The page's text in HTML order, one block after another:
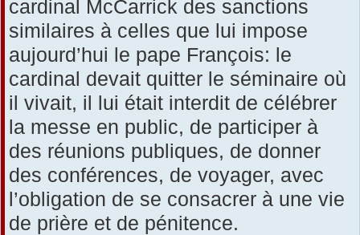
cardinal McCarrick des sanctions
similaires à celles que lui impose
aujourd’hui le pape François: le
cardinal devait quitter le séminaire où
il vivait, il lui était interdit de célébrer
la messe en public, de participer à
des réunions publiques, de donner
des conférences, de voyager, avec
l’obligation de se consacrer à une vie
de prière et de pénitence.